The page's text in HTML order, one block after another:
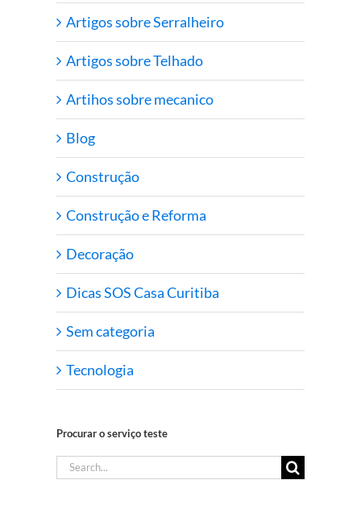
Artigos sobre Serralheiro
Artigos sobre Telhado
Artihos sobre mecanico
Blog
Construção
Construção e Reforma
Decoração
Dicas SOS Casa Curitiba
Sem categoria
Tecnologia
Procurar o serviço teste
Search